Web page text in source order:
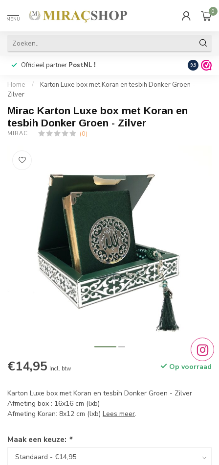
MENU
0
Officieel partner PostNL ! Snelle
9.9
Home /
Karton Luxe box met Koran en tesbih Donker Groen -
Zilver
Mirac Karton Luxe box met Koran en
tesbih Donker Groen - Zilver
MIRAC (0)
€14,95 Incl. btw Op voorraad
Karton Luxe box met Koran en tesbih Donker Groen - Zilver
Afmeting box : 16x16 cm (lxb)
Afmeting Koran: 8x12 cm (lxb) Lees meer.
Maak een keuze: *